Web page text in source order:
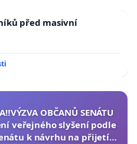
před masivní
OBČANŮ SENÁTU
veřejného slyšení podle
k návrhu na přijetí